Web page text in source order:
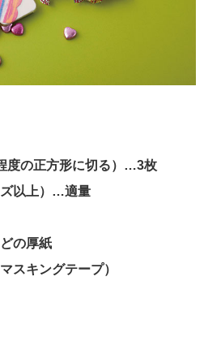
度の正方形に切る）…3枚
以上）…適量
の厚紙
スキングテープ）